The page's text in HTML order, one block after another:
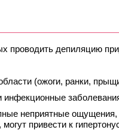
проводить депиляцию
(ожоги, ранки,
инфекционные
неприятные
привести к